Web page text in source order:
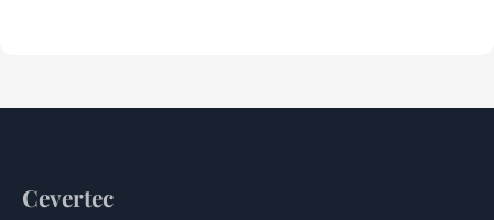
Cevertec